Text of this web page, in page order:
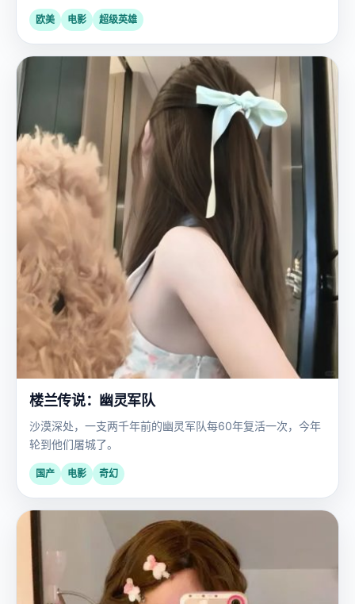
欧美 电影
超级英雄
2024
国
楼兰传说：幽灵军队
沙漠深处，一支两千年前的幽灵军队每60年复活一次，今年
轮到他们屠城了。
国产 电影
奇幻
2009
欧